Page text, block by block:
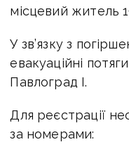
місцевий житель
У зв’язку з
евакуаційні
Павлоград І.
Для реєстрації
за номерами: